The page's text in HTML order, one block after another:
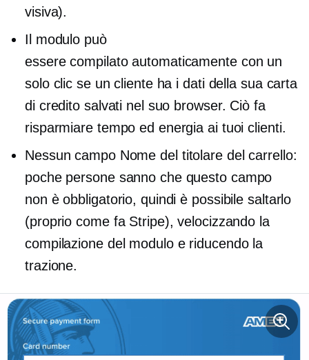
visiva).
Il modulo può
esserecompilato automaticamentecon un
solo clic se un cliente ha i dati della sua carta
di credito salvati nel suo browser. Ciò fa
risparmiare tempo ed energia ai tuoi clienti.
Nessun campo Nome del titolare del carrello:
poche persone sanno che questo campo
non è obbligatorio, quindi è possibile saltarlo
(proprio come fa Stripe), velocizzando la
compilazione del modulo e riducendo la
trazione.